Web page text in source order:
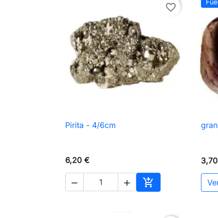
favorite_border
 Vista rápida
Pirita - 4/6cm
6,20 €
  
Añadir al carrito